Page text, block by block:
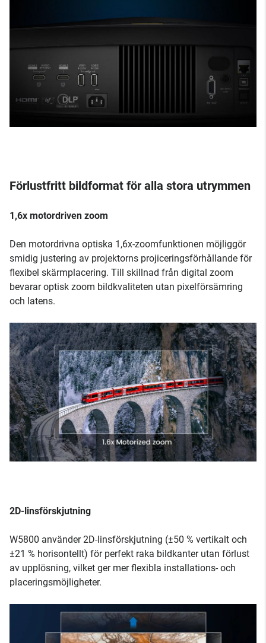
Förlustfritt bildformat för alla stora utrymmen
1,6x motordriven zoom
Den motordrivna optiska 1,6x-zoomfunktionen möjliggör
smidig justering av projektorns projiceringsförhållande för
flexibel skärmplacering. Till skillnad från digital zoom
bevarar optisk zoom bildkvaliteten utan pixelförsämring
och latens.
2D-linsförskjutning
W5800 använder 2D-linsförskjutning (±50 % vertikalt och
±21 % horisontellt) för perfekt raka bildkanter utan förlust
av upplösning, vilket ger mer flexibla installations- och
placeringsmöjligheter.